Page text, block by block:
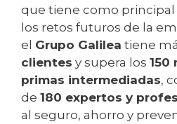
que tiene como
los retos futuros de la
el Grupo Galilea tiene
clientes y supera los 150
primas intermediadas,
de 180 expertos y
al seguro, ahorro y